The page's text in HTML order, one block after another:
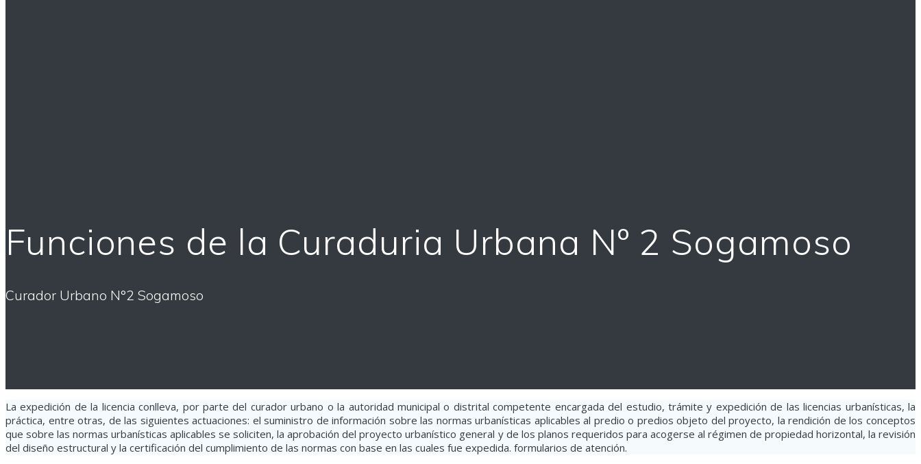
Funciones de la Curaduria Urbana Nº 2 Sogamoso
Curador Urbano N°2 Sogamoso
La expedición de la licencia conlleva, por parte del curador urbano o la autoridad municipal o distrital competente encargada del estudio, trámite y expedición de las licencias urbanísticas, la
práctica, entre otras, de las siguientes actuaciones: el suministro de información sobre las normas urbanísticas aplicables al predio o predios objeto del proyecto, la rendición de los conceptos
que sobre las normas urbanísticas aplicables se soliciten, la aprobación del proyecto urbanístico general y de los planos requeridos para acogerse al régimen de propiedad horizontal, la revisión
del diseño estructural y la certificación del cumplimiento de las normas con base en las cuales fue expedida. formularios de atención.